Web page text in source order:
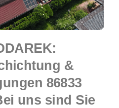
&
86833
uns sind Sie